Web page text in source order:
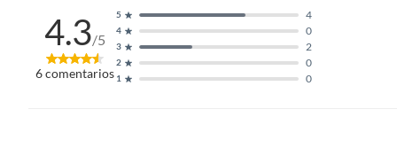
4.3/5
6comentarios 1 0
2 0
3 2
4 0
5 4